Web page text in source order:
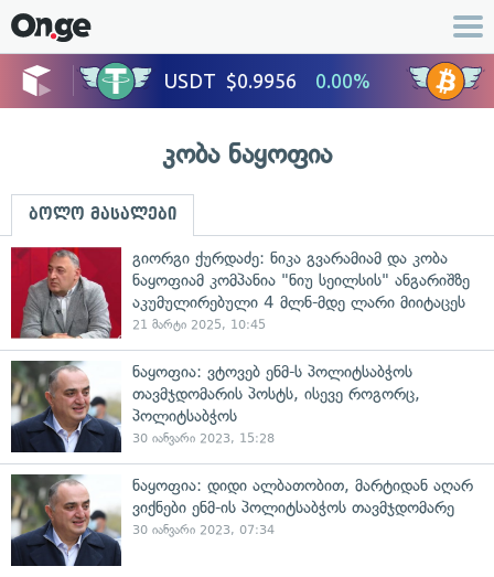
კობა ნაყოფია
ბოლო მასალები
გიორგი ქურდაძე: ნიკა გვარამიამ და კობა
ნაყოფიამ კომპანია "ნიუ სეილსის" ანგარიშზე
აკუმულირებული 4 მლნ-მდე ლარი მიიტაცეს
21 მარტი 2025, 10:45
ნაყოფია: ვტოვებ ენმ-ს პოლიტსაბჭოს
თავმჯდომარის პოსტს, ისევე როგორც,
პოლიტსაბჭოს
30 იანვარი 2023, 15:28
ნაყოფია: დიდი ალბათობით, მარტიდან აღარ
ვიქნები ენმ-ის პოლიტსაბჭოს თავმჯდომარე
30 იანვარი 2023, 07:34